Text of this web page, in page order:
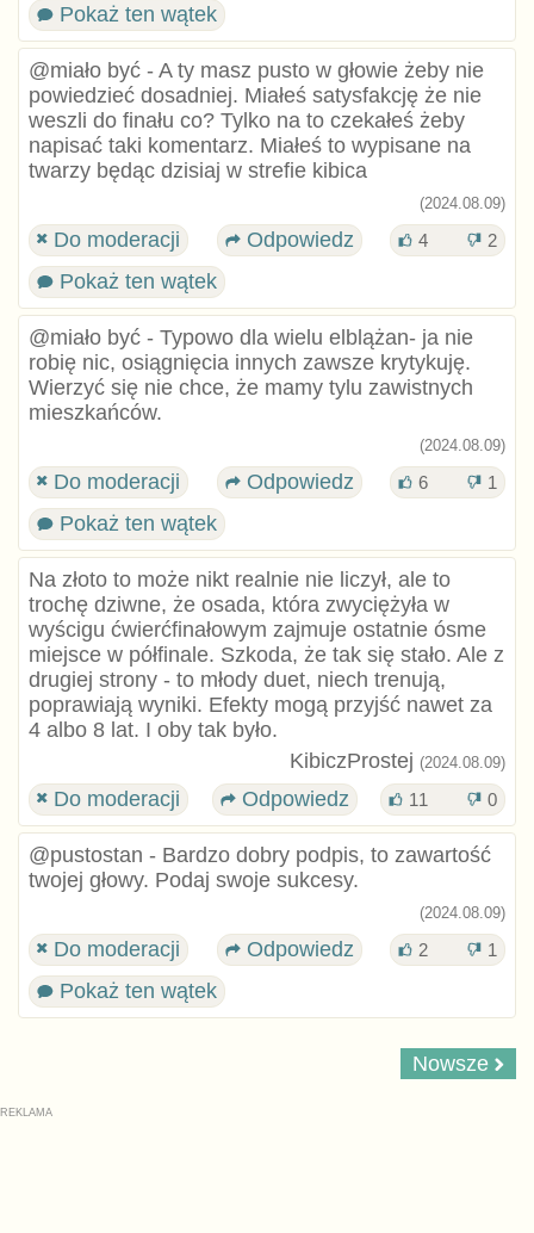
Pokaż ten wątek
@miało być - A ty masz pusto w głowie żeby nie
powiedzieć dosadniej. Miałeś satysfakcję że nie
weszli do finału co? Tylko na to czekałeś żeby
napisać taki komentarz. Miałeś to wypisane na
twarzy będąc dzisiaj w strefie kibica
(2024.08.09)
Do moderacji Odpowiedz 4 2
Pokaż ten wątek
@miało być - Typowo dla wielu elblążan- ja nie
robię nic, osiągnięcia innych zawsze krytykuję.
Wierzyć się nie chce, że mamy tylu zawistnych
mieszkańców.
(2024.08.09)
Do moderacji Odpowiedz 6 1
Pokaż ten wątek
Na złoto to może nikt realnie nie liczył, ale to
trochę dziwne, że osada, która zwyciężyła w
wyścigu ćwierćfinałowym zajmuje ostatnie ósme
miejsce w półfinale. Szkoda, że tak się stało. Ale z
drugiej strony - to młody duet, niech trenują,
poprawiają wyniki. Efekty mogą przyjść nawet za
4 albo 8 lat. I oby tak było.
KibiczProstej (2024.08.09)
Do moderacji Odpowiedz 11 0
@pustostan - Bardzo dobry podpis, to zawartość
twojej głowy. Podaj swoje sukcesy.
(2024.08.09)
Do moderacji Odpowiedz 2 1
Pokaż ten wątek
Nowsze